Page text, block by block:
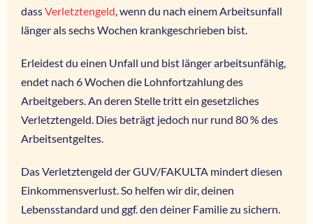
dassVerletztengeld, wenn du nach einem Arbeitsunfall
länger als sechs Wochen krankgeschrieben bist.
Erleidest du einen Unfall und bist länger arbeitsunfähig,
endet nach 6 Wochen die Lohnfortzahlung des
Arbeitgebers. An deren Stelle tritt ein gesetzliches
Verletztengeld. Dies beträgt jedoch nur rund 80 % des
Arbeitsentgeltes.
Das Verletztengeld der GUV/FAKULTA mindert diesen
Einkommensverlust. So helfen wir dir, deinen
Lebensstandard und ggf. den deiner Familie zu sichern.